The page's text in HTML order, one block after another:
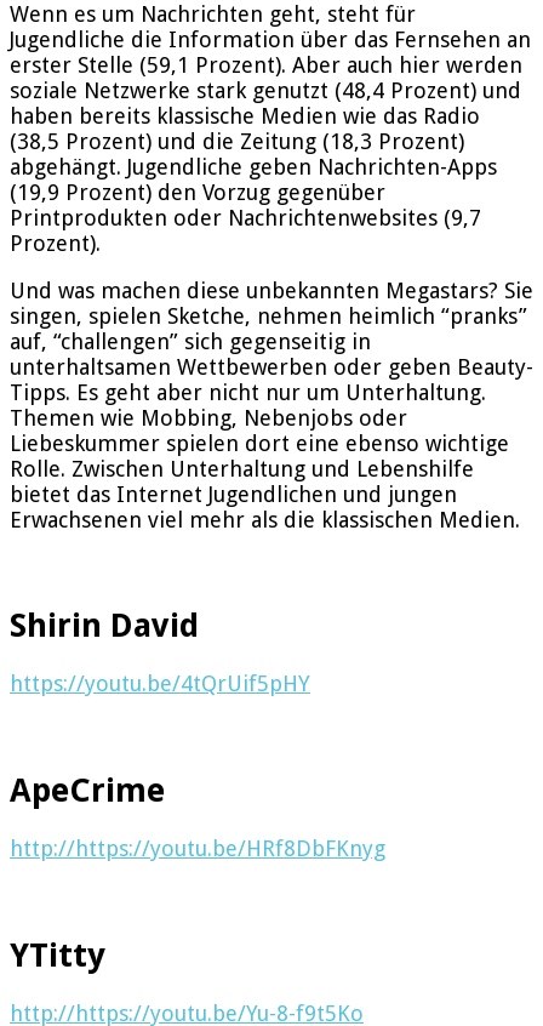
Wenn es um Nachrichten geht, steht für
Jugendliche die Information über das Fernsehen an
erster Stelle (59,1 Prozent). Aber auch hier werden
soziale Netzwerke stark genutzt (48,4 Prozent) und
haben bereits klassische Medien wie das Radio
(38,5 Prozent) und die Zeitung (18,3 Prozent)
abgehängt. Jugendliche geben Nachrichten-Apps
(19,9 Prozent) den Vorzug gegenüber
Printprodukten oder Nachrichtenwebsites (9,7
Prozent).
Und was machen diese unbekannten Megastars? Sie
singen, spielen Sketche, nehmen heimlich “pranks”
auf, “challengen” sich gegenseitig in
unterhaltsamen Wettbewerben oder geben Beauty-
Tipps. Es geht aber nicht nur um Unterhaltung.
Themen wie Mobbing, Nebenjobs oder
Liebeskummer spielen dort eine ebenso wichtige
Rolle. Zwischen Unterhaltung und Lebenshilfe
bietet das Internet Jugendlichen und jungen
Erwachsenen viel mehr als die klassischen Medien.
Shirin David
https://youtu.be/4tQrUif5pHY
ApeCrime
http://https://youtu.be/HRf8DbFKnyg
YTitty
http://https://youtu.be/Yu-8-f9t5Ko